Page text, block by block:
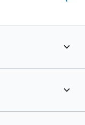
expand_more
expand_more